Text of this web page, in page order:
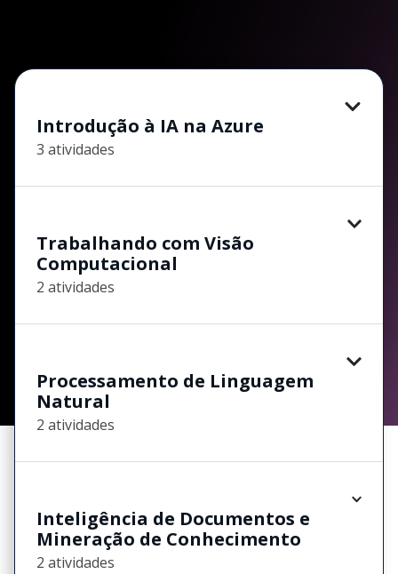
Introdução à IA na Azure
3 atividades
Trabalhando com Visão
Computacional
2 atividades
Processamento de Linguagem
Natural
2 atividades
Inteligência de Documentos e
Mineração de Conhecimento
2 atividades